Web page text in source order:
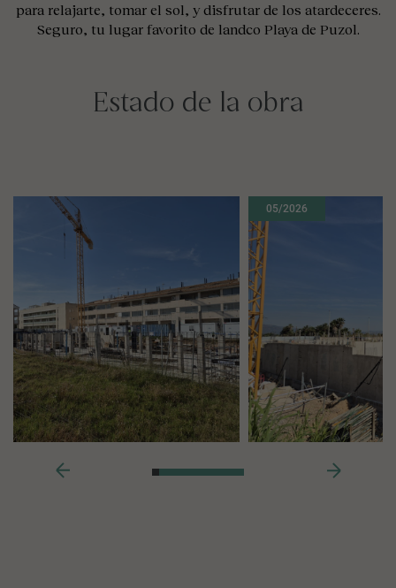
para relajarte, tomar el sol, y disfrutar de los atardeceres.
Seguro, tu lugar favorito de landco Playa de Puzol.
Estado de la obra
05/2026